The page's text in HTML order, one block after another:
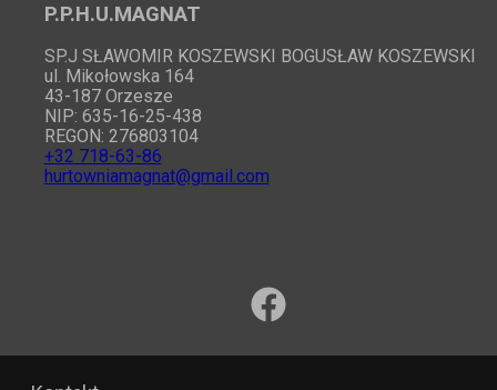
P.P.H.U.MAGNAT
SP.J SŁAWOMIR KOSZEWSKI BOGUSŁAW KOSZEWSKI
ul. Mikołowska 164
43-187 Orzesze
NIP: 635-16-25-438
REGON: 276803104
+32 718-63-86
hurtowniamagnat@gmail.com